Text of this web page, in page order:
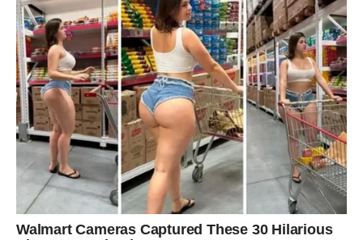
“ne” dobija težinu. Njegovo prisustvo postaje jače.
I to nije slučajno: Bik konačno prestaje da se dokazuje
onima koji ga ne razumeju.
NAJVAŽNIJA PORUKA ZA BIKA
U MARTU
Ne moraš više da čekaš da te neko izabere – ti biraš.
I kada Bik počne da bira, život počne da daje.